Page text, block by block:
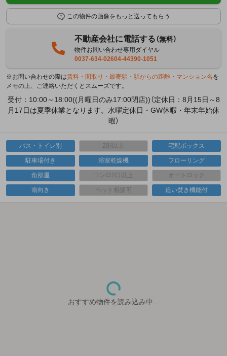
この物件の画像をもっと送ってもらう
不動産会社に電話する（無料）
物件お問い合わせ専用ダイヤル
0037-634-02604-44390-1051
※お問い合わせの際は賃料・間取り・最寄駅・駅からの距離・マンション名 を
メモの上、ご連絡いただくとスムーズです。
受付：10:00～18:00((月曜日のみ17:00閉店))（定休日：8月15日～8
月17日は夏季休業となります。水曜定休日・GW休暇・年末年始休
暇）
バス・トイレ別 2階以上 宅配ボックス
駐車場付き 浴室乾燥機 フローリング
角部屋 コンロ2口以上 オートロック
南向き ペット相談可 追い焚き機能付
おすすめ物件を読み込み中...